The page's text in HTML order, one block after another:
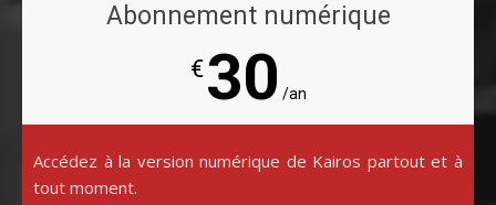
Abonnement numérique
€30 /an
Accédez à la version numérique de Kairos partout et à
tout moment.